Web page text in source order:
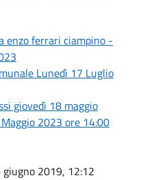
enzo ferrari ciampino -
Lunedì 17 Luglio
giovedì 18 maggio
2023 ore 14:00
giugno 2019, 12:12